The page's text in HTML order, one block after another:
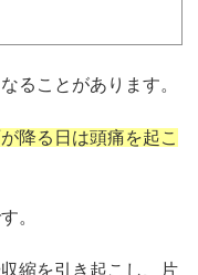
ることがあります。
降る日は頭痛を起こ
。
縮を引き起こし、片